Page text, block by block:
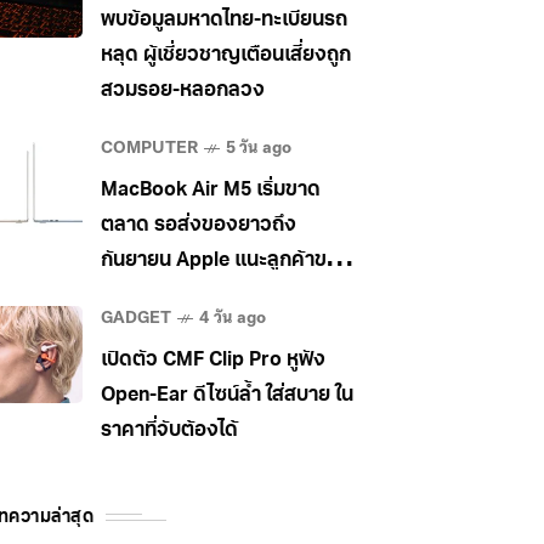
พบข้อมูลมหาดไทย-ทะเบียนรถ
หลุด ผู้เชี่ยวชาญเตือนเสี่ยงถูก
สวมรอย-หลอกลวง
COMPUTER 5 วัน ago
MacBook Air M5 เริ่มขาด
ตลาด รอส่งของยาวถึง
กันยายน Apple แนะลูกค้าขยับ
GADGET 4 วัน ago
เปิดตัว CMF Clip Pro หูฟัง
Open-Ear ดีไซน์ล้ำ ใส่สบาย ใน
ราคาที่จับต้องได้
ความล่าสุด